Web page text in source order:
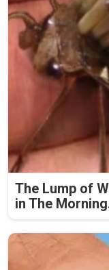
The Lump of
in The